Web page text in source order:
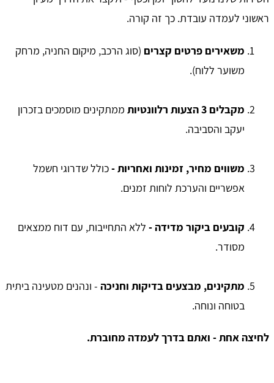
ראשוני לעמדה עובדת. כך זה קורה.
משאירים פרטים קצרים (סוג הרכב, מיקום החניה, מרחק
משוער ללוח).
מקבלים 3 הצעות רלוונטיות
ממתקינים מוסמכים בזכרון
יעקב והסביבה.
משווים מחיר, זמינות ואחריות -כולל שדרוגי חשמל
אפשריים והערכת לוחות זמנים.
קובעים ביקור מדידה - ללא התחייבות, עם דוח ממצאים
מסודר.
מתקינים, מבצעים בדיקות וחניכה - ונהנים מטעינה ביתית
בטוחה ונוחה.
לחיצה אחת - ואתם בדרך לעמדה מחוברת.